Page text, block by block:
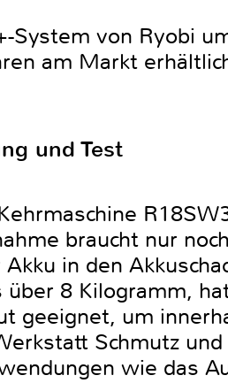
System von Ryobi
am Markt
und Test
braucht nur
Akku in den
über 8 Kilogramm,
geeignet, um
Schmutz
wie das